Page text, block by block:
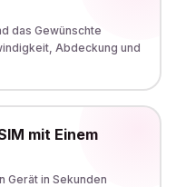
das Gewünschte
Abdeckung und
mit Einem
Gerät in Sekunden